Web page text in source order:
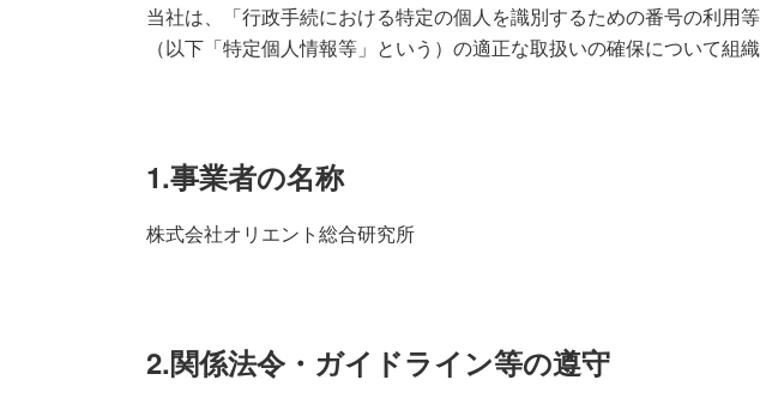
当社は、「行政手続における特定の個人を識別するための番号の利
（以下「特定個人情報等」という）の適正な取扱いの確保について組
1.事業者の名称
株式会社オリエント総合研究所
2.関係法令・ガイドライン等の遵守